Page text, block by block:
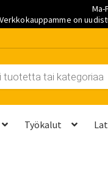
Ma-
Verkkokauppamme on
Työkalut